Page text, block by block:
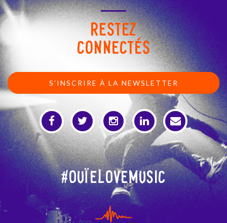
RESTEZ
CONNECTÉS
S’INSCRIRE À LA NEWSLETTER
#OuïeLoveMusic